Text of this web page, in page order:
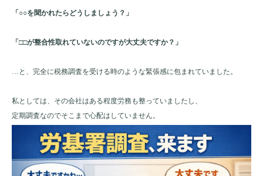
「○○を聞かれたらどうしましょう？」
「□□が整合性取れていないのですが大丈夫ですか？」
…と、完全に税務調査を受ける時のような緊張感に包まれていました。
私としては、その会社はある程度労務も整っていましたし、
定期調査なのでそこまで心配はしていません。